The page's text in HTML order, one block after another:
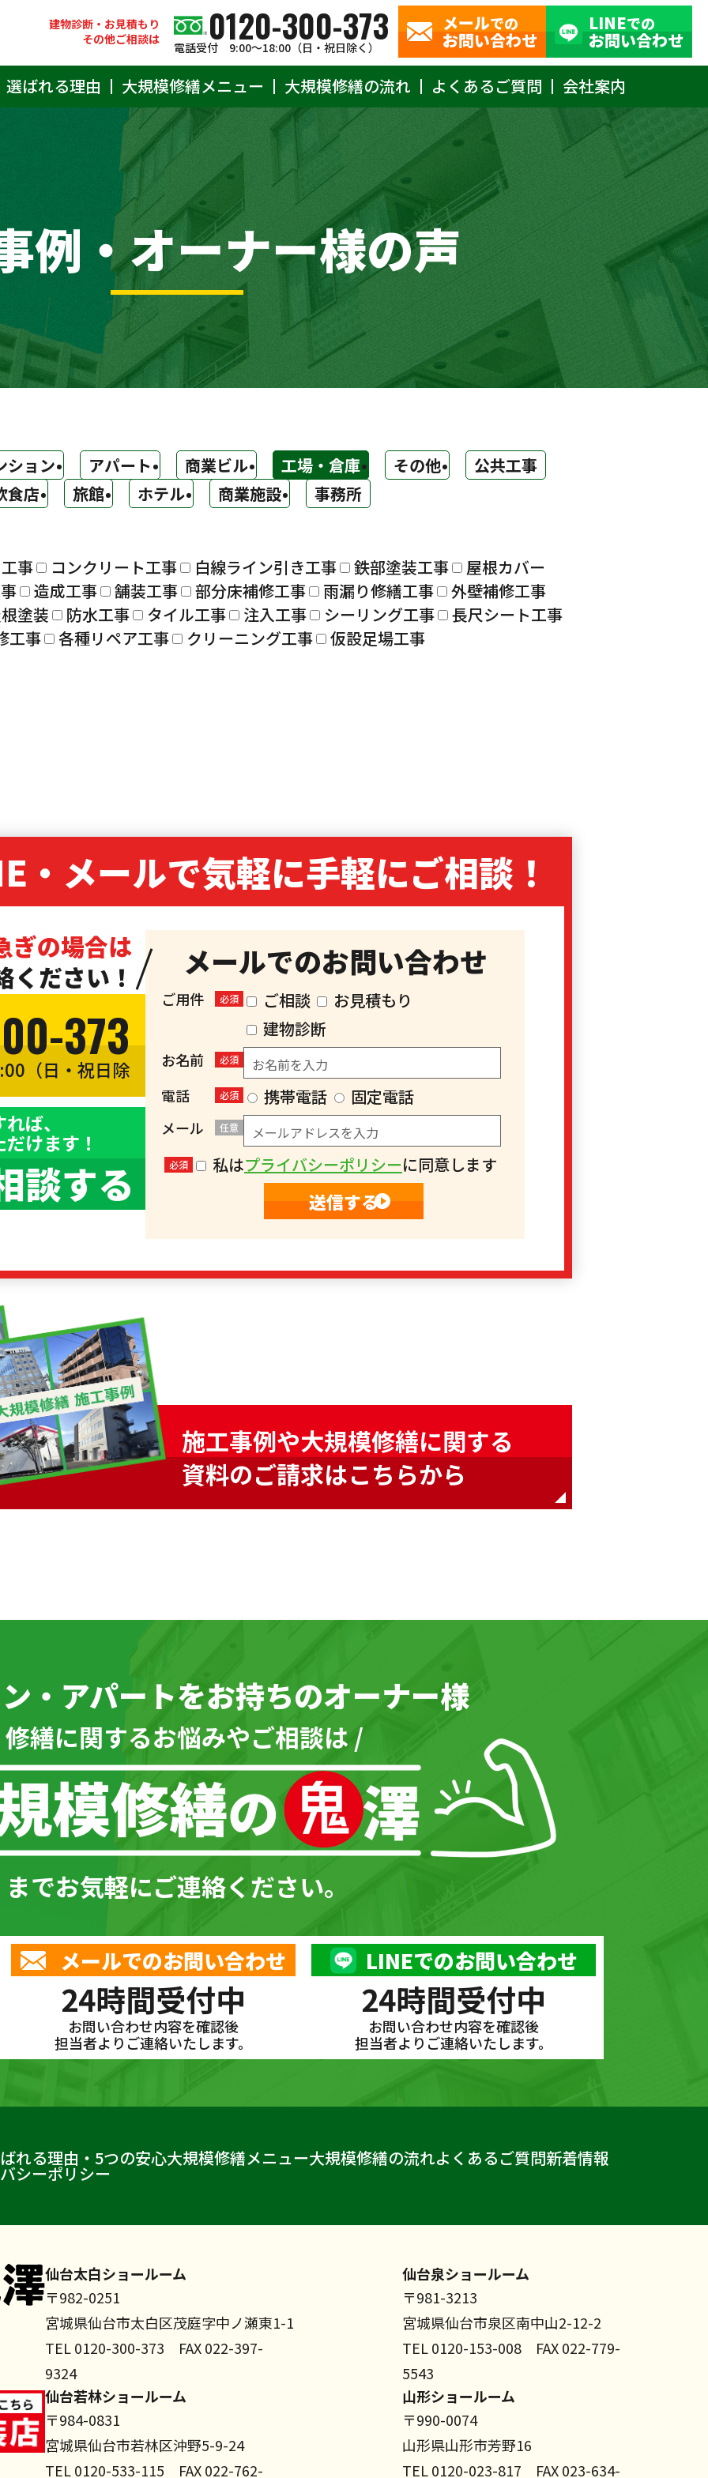
建物診断・お見積もり
その他ご相談は
0120-300-373
電話受付 9:00〜18:00（日・祝日除く）
メールでの
お問い合わせ
LINEでの
お問い合わせ
選ばれる理由
大規模修繕メニュー 大規模修繕の流れ よくあるご質問 会社案内
例・オーナー様の声
ション アパート 商業ビル 工場・倉庫 その他
公共工事
食店
旅館 ホテル 商業施設 事務所
事 コンクリート工事 白線ライン引き工事 鉄部塗装工事
屋根カバー
造成工事 舗装工事 部分床補修工事 雨漏り修繕工事
外壁補修工事
塗装
防水工事 タイル工事 注入工事 シーリング工事
長尺シート工事
工事
各種リペア工事 クリーニング工事 仮設足場工事
・ メールで気軽に手軽にご相談！
ぎの場合は
ください！
373
（日・祝日除
ば、
けます！
談する
メールでのお問い合わせ
ご用件 必須 ご相談
お見積もり
建物診断
お名前 必須
電話 必須 携帯電話 固定電話
メール 任意
必須 私はプライバシーポリシーに同意します
施工事例や大規模修繕に関する
資料のご請求はこちらから
・アパートをお持ちのオーナー様
繕に関するお悩みやご相談は /
までお気軽にご連絡ください。
メールでのお問い合わせ
24時間受付中
お問い合わせ内容を確認後
担当者よりご連絡いたします。
LINEでのお問い合わせ
24時間受付中
お問い合わせ内容を確認後
担当者よりご連絡いたします。
れる理由・5つの安心大規模修繕メニュー大規模修繕の流れよくあるご質問新着情報
シーポリシー
仙台太白ショールーム
〒982-0251
宮城県仙台市太白区茂庭字中ノ瀬東1-1
TEL 0120-300-373 FAX 022-397-
9324
仙台泉ショールーム
〒981-3213
宮城県仙台市泉区南中山2-12-2
TEL 0120-153-008 FAX 022-779-
5543
仙台若林ショールーム
〒984-0831
宮城県仙台市若林区沖野5-9-24
TEL 0120-533-115 FAX 022-762-
山形ショールーム
〒990-0074
山形県山形市芳野16
TEL 0120-023-817 FAX 023-634-